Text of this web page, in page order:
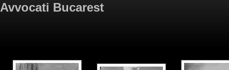
Avvocati Bucarest